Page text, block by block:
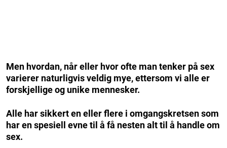
Men hvordan, når eller hvor ofte man tenker på sex
varierer naturligvis veldig mye, ettersom vi alle er
forskjellige og unike mennesker.
Alle har sikkert en eller flere i omgangskretsen som
har en spesiell evne til å få nesten alt til å handle om
sex.